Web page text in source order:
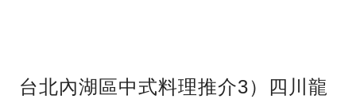
台北內湖區中式料理推介3）四川龍